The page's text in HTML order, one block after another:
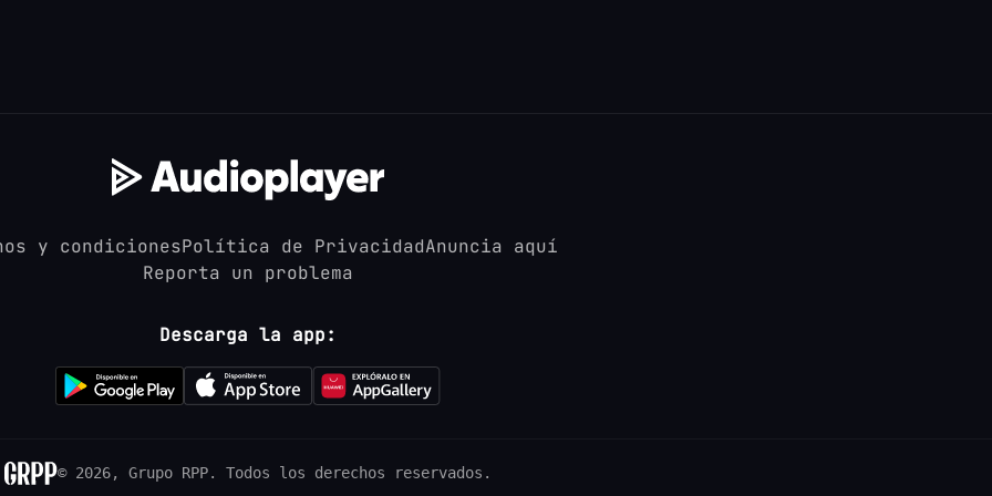
y condicionesPolítica de PrivacidadAnuncia aquí
Reporta un problema
Descarga la app:
© 2026, Grupo RPP. Todos los derechos reservados.